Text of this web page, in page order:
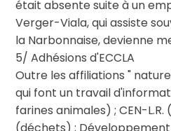
était absente suite à un
Verger-Viala, qui assiste
la Narbonnaise, devienne
5/ Adhésions d'ECCLA
Outre les affiliations "
qui font un travail
farines animales) ; CEN-
(déchets) ; Développement